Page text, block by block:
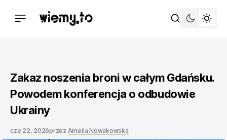
Zakaz noszenia broni w całym Gdańsku.
Powodem konferencja o odbudowie
Ukrainy
cze 22, 2026przez Amelia Nowakowska